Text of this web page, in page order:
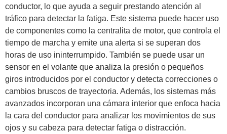
conductor, lo que ayuda a seguir prestando atención al
tráfico para detectar la fatiga. Este sistema puede hacer uso
de componentes como la centralita de motor, que controla el
tiempo de marcha y emite una alerta si se superan dos
horas de uso ininterrumpido. También se puede usar un
sensor en el volante que analiza la presión o pequeños
giros introducidos por el conductor y detecta correcciones o
cambios bruscos de trayectoria. Además, los sistemas más
avanzados incorporan una cámara interior que enfoca hacia
la cara del conductor para analizar los movimientos de sus
ojos y su cabeza para detectar fatiga o distracción.